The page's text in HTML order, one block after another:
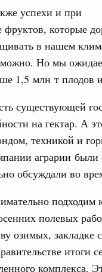
успехи и при
фруктов, которые
в нашем
Но мы
1,5 млн т плодов
существующей
на гектар. А
техникой и
аграрии
обсуждали во
подходим
полевых
озимых, закладке
итоги
комплекса.